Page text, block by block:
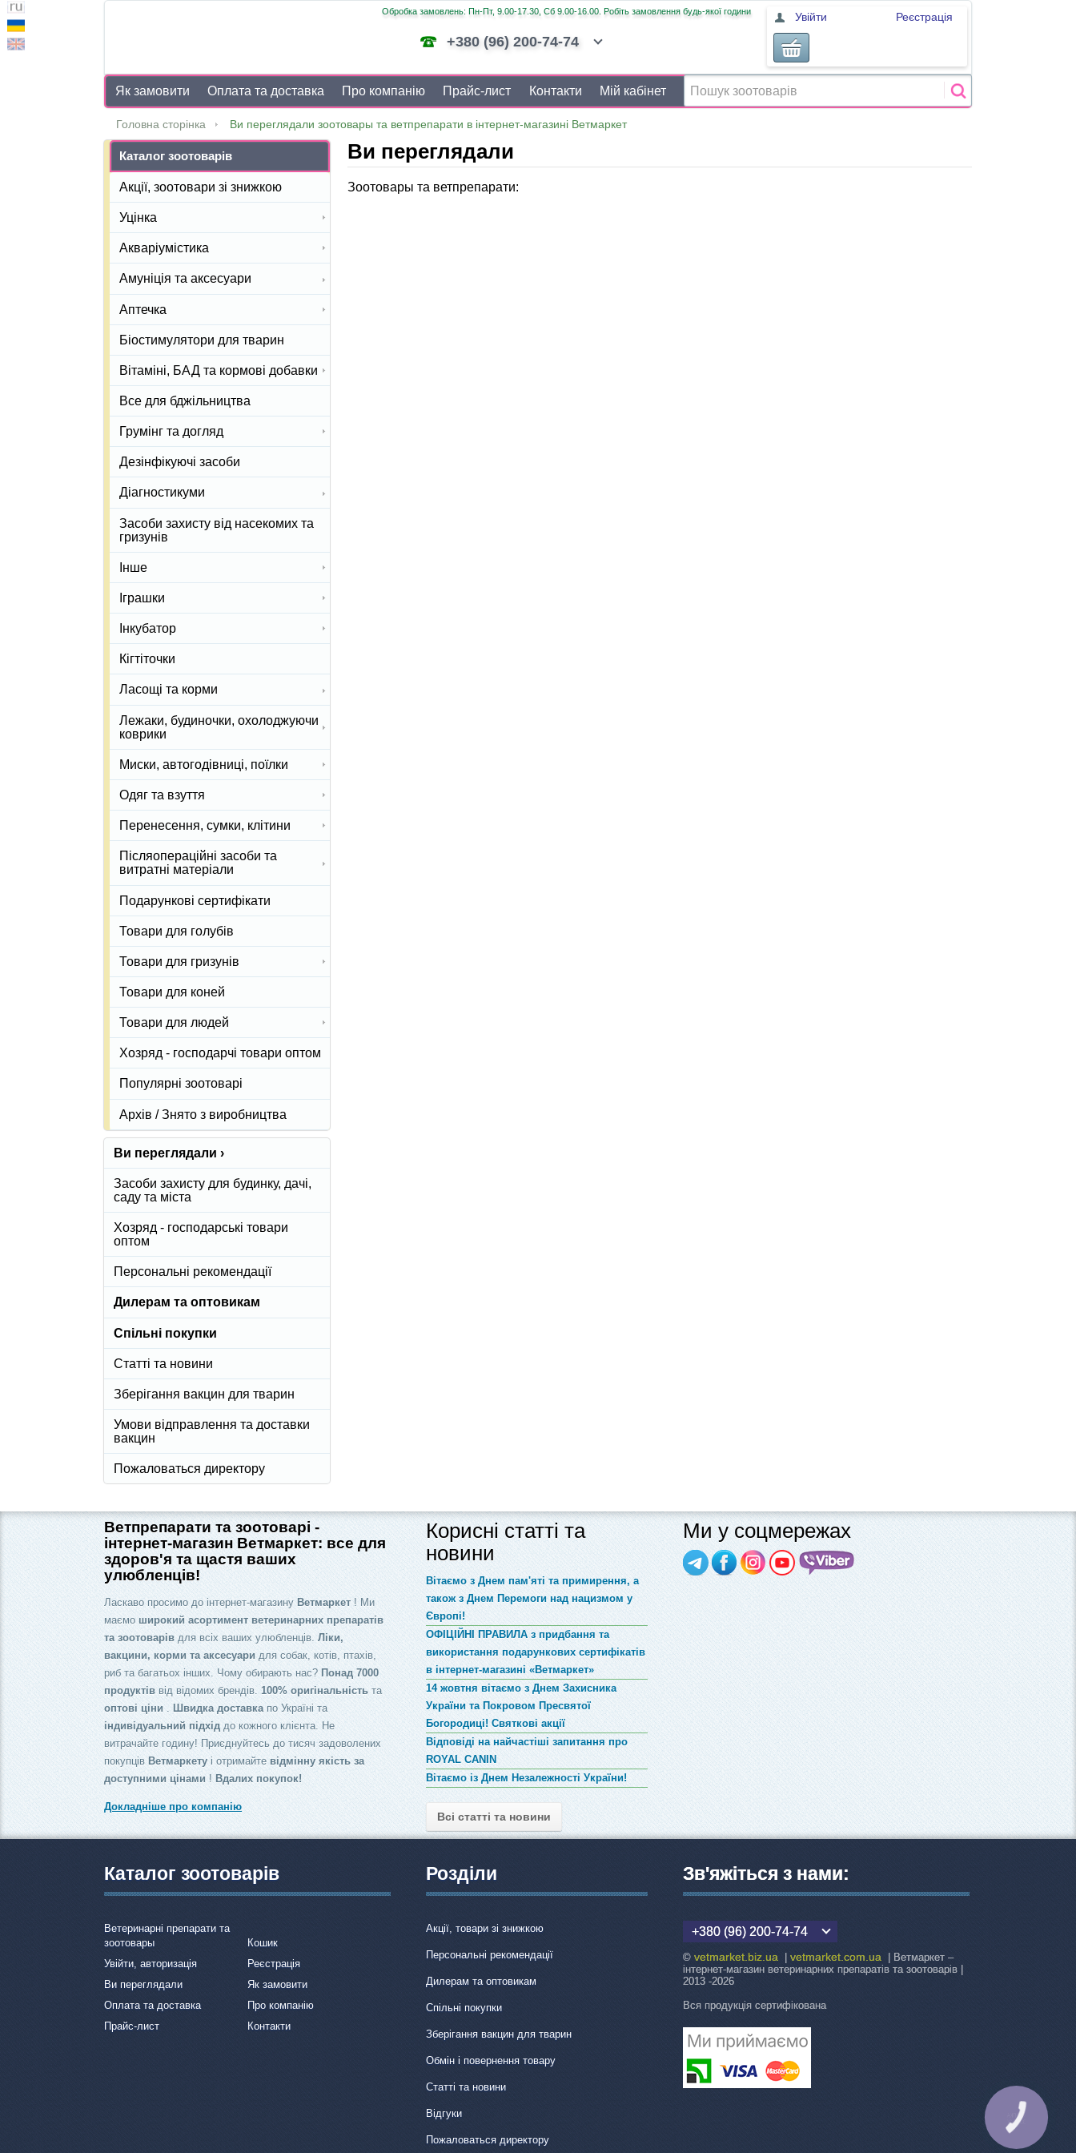
Обробка замовлень: Пн-Пт, 9.00-17.30, Сб 9.00-16.00. Робіть замовлення будь-якої години
+380 (96) 200-74-74
Увійти Реєстрація
Як замовити Оплата та доставка Про компанію Прайс-лист Контакти Мій кабінет
Головна сторінка Ви переглядали зоотовары та ветпрепарати в інтернет-магазині Ветмаркет
Ви переглядали
Зоотовары та ветпрепарати:
Каталог зоотоварів
Акції, зоотовари зі знижкою
Уцінка
Акваріумістика
Амуніція та аксесуари
Аптечка
Біостимулятори для тварин
Вітаміні, БАД та кормові добавки
Все для бджільництва
Грумінг та догляд
Дезінфікуючі засоби
Діагностикуми
Засоби захисту від насекомих та
гризунів
Інше
Іграшки
Інкубатор
Кігтіточки
Ласощі та корми
Лежаки, будиночки, охолоджуючи
коврики
Миски, автогодівниці, поїлки
Одяг та взуття
Перенесення, сумки, клітини
Післяопераційні засоби та
витратні матеріали
Подарункові сертифікати
Товари для голубів
Товари для гризунів
Товари для коней
Товари для людей
Хозряд - господарчі товари оптом
Популярні зоотоварі
Архів / Знято з виробництва
Ви переглядали ›
Засоби захисту для будинку, дачі,
саду та міста
Хозряд - господарські товари
оптом
Персональні рекомендації
Дилерам та оптовикам
Спільні покупки
Статті та новини
Зберігання вакцин для тварин
Умови відправлення та доставки
вакцин
Пожаловаться директору
Ветпрепарати та зоотоварі -
інтернет-магазин Ветмаркет: все для
здоров'я та щастя ваших
улюбленців!
Ласкаво просимо до інтернет-магазину Ветмаркет ! Ми
маємоширокий асортимент ветеринарних препаратів
та зоотоварів для всіх ваших улюбленців.Ліки,
вакцини, корми та аксесуаридля собак, котів, птахів,
риб та багатьох інших. Чому обирають нас? Понад 7000
продуктів від відомих брендів.100% оригінальність та
оптові ціни. Швидка доставкапо Україні та
індивідуальний підхід до кожного клієнта. Не
витрачайте годину! Приєднуйтесь до тисяч задоволених
покупців Ветмаркетуі отримайте відмінну якість за
доступними цінами ! Вдалих покупок!
Докладніше про компанію
Корисні статті та
новини
Вітаємо з Днем пам'яті та примирення, а
також з Днем Перемоги над нацизмом у
Європі!
ОФІЦІЙНІ ПРАВИЛА з придбання та
використання подарункових сертифікатів
в інтернет-магазині «Ветмаркет»
14 жовтня вітаємо з Днем Захисника
України та Покровом Пресвятої
Богородиці! Святкові акції
Відповіді на найчастіші запитання про
ROYAL CANIN
Вітаємо із Днем Незалежності України!
Всі статті та новини
Ми у соцмережах
Каталог зоотоварів
Ветеринарні препарати та
зоотовары
Кошик
Увійти, авторизація
Реєстрація
Ви переглядали
Як замовити
Оплата та доставка
Про компанію
Прайс-лист
Контакти
Розділи
Акції, товари зі знижкою
Персональні рекомендації
Дилерам та оптовикам
Спільні покупки
Зберігання вакцин для тварин
Обмін і повернення товару
Статті та новини
Відгуки
Пожаловаться директору
Зв'яжіться з нами:
+380 (96) 200-74-74
©vetmarket.biz.ua |vetmarket.com.ua | Ветмаркет –
інтернет-магазин ветеринарних препаратів та зоотоварів |
2013 -2026
Вся продукція сертифікована
КНОПКА
ЗВ'ЯЗКУ